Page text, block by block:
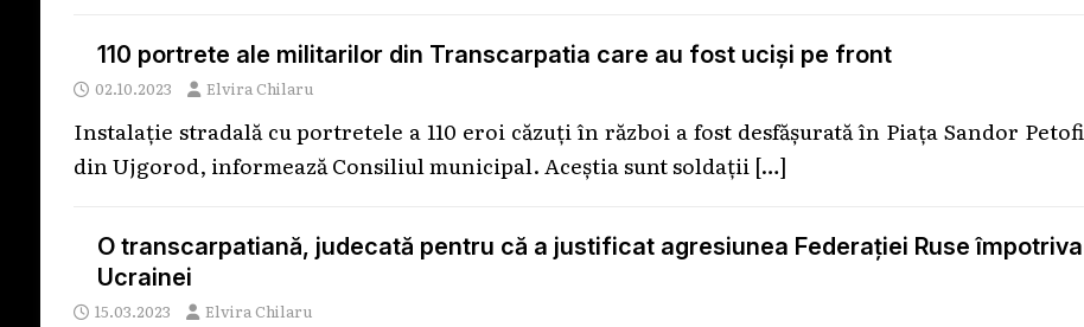
110 portrete ale militarilor din Transcarpatia care au fost uciși pe front
02.10.2023 Elvira Chilaru
Instalație stradală cu portretele a 110 eroi căzuți în război a fost desfășurată în Piața Sandor Petofi
din Ujgorod, informează Consiliul municipal. Aceștia sunt soldații […]
O transcarpatiană, judecată pentru că a justificat agresiunea Federației Ruse împotriva
Ucrainei
15.03.2023 Elvira Chilaru